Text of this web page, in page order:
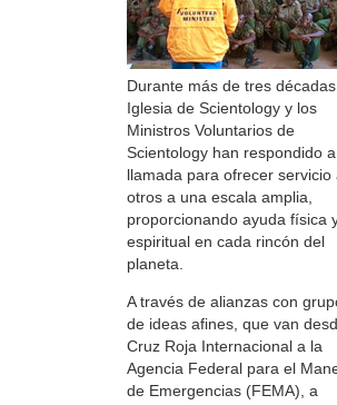
Durante más de tres
Iglesia de Scientology y los
Ministros Voluntarios de
Scientology han respondido
llamada para ofrecer servicio
otros a una escala amplia,
proporcionando ayuda física
espiritual en cada rincón del
planeta.
A través de alianzas con
de ideas afines, que van
Cruz Roja Internacional a la
Agencia Federal para el
de Emergencias (FEMA), a